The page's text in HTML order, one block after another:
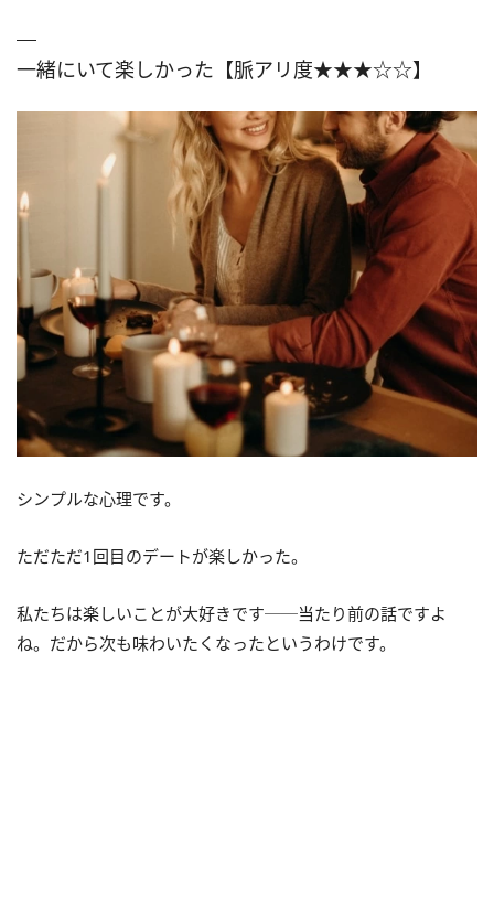
一緒にいて楽しかった【脈アリ度★★★☆☆】
シンプルな心理です。
ただただ1回目のデートが楽しかった。
私たちは楽しいことが大好きです──当たり前の話ですよ
ね。だから次も味わいたくなったというわけです。